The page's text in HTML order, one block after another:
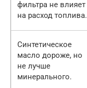
фильтра не влияет
на расход топлива.
Синтетическое
масло дороже, но
не лучше
минерального.